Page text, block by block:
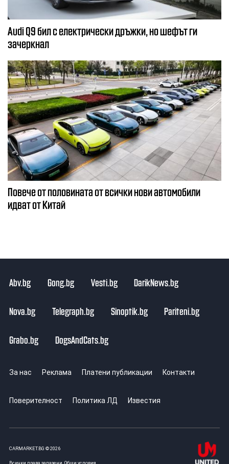
Audi Q9 бил с електрически дръжки, но шефът ги
зачеркнал
Повече от половината от всички нови автомобили
идват от Китай
Abv.bg Gong.bg Vesti.bg DarikNews.bg
Nova.bg Telegraph.bg Sinoptik.bg Pariteni.bg
Grabo.bg DogsAndCats.bg
За нас Реклама Платени публикации Контакти
Поверителност Политика ЛД Известия
CARMARKET.BG © 2026
Всички права запазени. Общи условия